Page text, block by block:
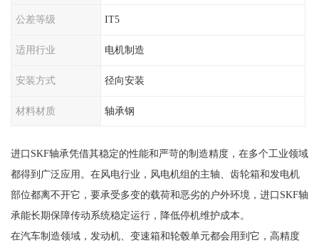
公差等级 IT5
适用行业 电机制造
安装方式 径向安装
材料材质 轴承钢
进口SKF轴承凭借其稳定的性能和严苛的制造精度，在多个工业领域
都得到广泛应用。在风电行业，风电机组的主轴、齿轮箱和发电机
部位都离不开它，要承受多变的载荷和恶劣的户外环境，进口SKF轴
承能长期保障传动系统稳定运行，降低停机维护成本。
在汽车制造领域，发动机、变速箱和轮毂单元都会用到它，高精度